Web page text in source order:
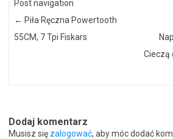
Post navigation
← Piła Ręczna Powertooth
55CM, 7 Tpi Fiskars
Cieczą
Dodaj komentarz
Musisz się zalogować, aby móc dodać